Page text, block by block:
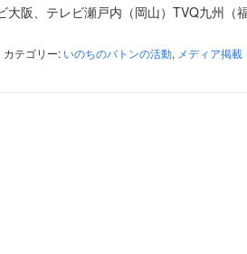
阪、テレビ瀬戸内（岡山）TVQ九州（
カテゴリー: いのちのバトンの活動, メディア掲載